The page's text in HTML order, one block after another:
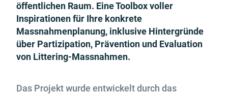
öffentlichen Raum. Eine Toolbox voller
Inspirationen für Ihre konkrete
Massnahmenplanung, inklusive Hintergründe
über Partizipation, Prävention und Evaluation
von Littering-Massnahmen.
Das Projekt wurde entwickelt durch das